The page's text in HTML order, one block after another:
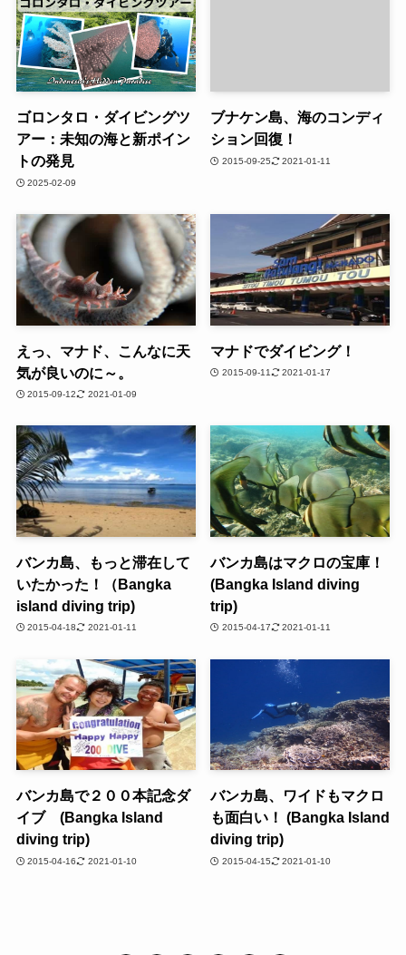
ゴロンタロ・ダイビングツ
アー：未知の海と新ポイン
トの発見
2025-02-09
ブナケン島、海のコンディ
ション回復！
2015-09-25 2021-01-11
えっ、マナド、こんなに天
気が良いのに～。
2015-09-12 2021-01-09
マナドでダイビング！
2015-09-11 2021-01-17
バンカ島、もっと滞在して
いたかった！（Bangka
island diving trip)
2015-04-18 2021-01-11
バンカ島はマクロの宝庫！
(Bangka Island diving
trip)
2015-04-17 2021-01-11
バンカ島で２００本記念ダ
イブ (Bangka Island
diving trip)
2015-04-16 2021-01-10
バンカ島、ワイドもマクロ
も面白い！ (Bangka Island
diving trip)
2015-04-15 2021-01-10